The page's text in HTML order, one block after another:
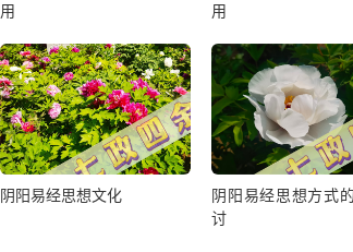
用
用
阴阳易经思想文化
阴阳易经思想方式
讨